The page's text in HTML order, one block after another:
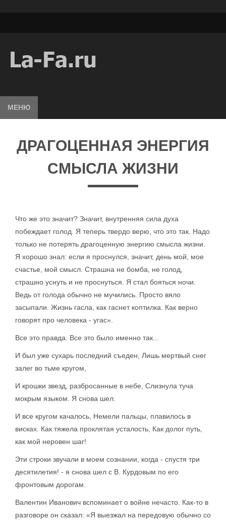
МЕНЮ
ДРАГОЦЕННАЯ ЭНЕРГИЯ
СМЫСЛА ЖИЗНИ
Что же это значит? Значит, внутренняя сила духа
побеждает голод. Я теперь твердо верю, что это так. Надо
только не потерять драгоценную энергию смысла жизни.
Я хорошо знал: если я проснулся, значит, день мой, мое
счастье, мой смысл. Страшна не бомба, не голод,
страшно уснуть и не проснуться. Я стал бояться ночи.
Ведь от голода обычно не мучились. Просто вяло
засыпали. Жизнь гасла, как гаснет коптилка. Как верно
говорят про человека - угас».
Все это правда. Все это было именно так...
И был уже сухарь последний съеден, Лишь мертвый снег
залег во тьме кругом,
И крошки звезд, разбросанные в небе, Слизнула туча
мокрым языком. Я снова шел.
И все кругом качалось, Немели пальцы, плавилось в
висках. Как тяжела проклятая усталость, Как долог путь,
как мой неровен шаг!
Эти строки звучали в моем сознании, когда - спустя три
десятилетия! - я снова шел с В. Курдовым по его
фронтовым дорогам.
Валентин Иванович вспоминает о войне нечасто. Как-то в
разговоре он сказал: «Я выезжал на передовую обычно со